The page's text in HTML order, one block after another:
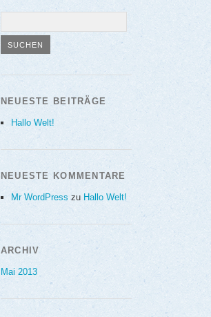
NEUESTE BEITRÄGE
Hallo Welt!
NEUESTE KOMMENTARE
Mr WordPress zu Hallo Welt!
ARCHIV
Mai 2013